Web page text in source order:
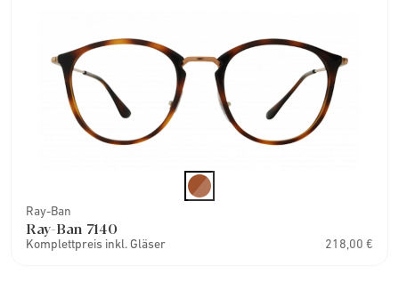
Ray-Ban
Ray-Ban 7140
Komplettpreis inkl. Gläser 218,00 €